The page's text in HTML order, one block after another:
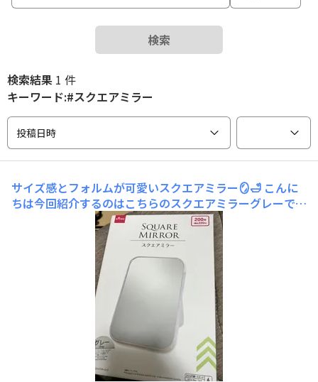
検索
検索結果 1 件
キーワード:#スクエアミラー
投稿日時
サイズ感とフォルムが可愛いスクエアミラー🪞🛁 こんに
ちは今回紹介するのはこちらのスクエアミラーグレーで
す‼️ 【4549131885781】 200円商品ではあるのですがそ
れ以上に使い勝手が良いと感じました👍🏻 私はもともと大
きくて薄い鏡を使っていたのですが何枚割ったことやら
🫣 白とグレーがあ